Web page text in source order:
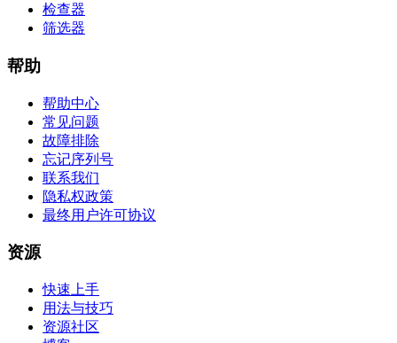
检查器
筛选器
帮助
帮助中心
常见问题
故障排除
忘记序列号
联系我们
隐私权政策
最终用户许可协议
资源
快速上手
用法与技巧
资源社区